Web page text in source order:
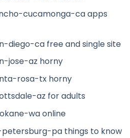
cucamonga-ca apps
diego-ca free and single site
jose-az horny
rosa-tx horny
az for adults
wa online
pa things to know